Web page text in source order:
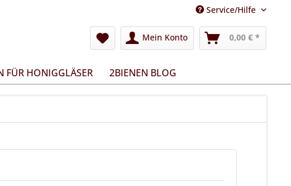
Service/Hilfe
Mein Konto 0,00 € *
FÜR HONIGGLÄSER 2BIENEN BLOG